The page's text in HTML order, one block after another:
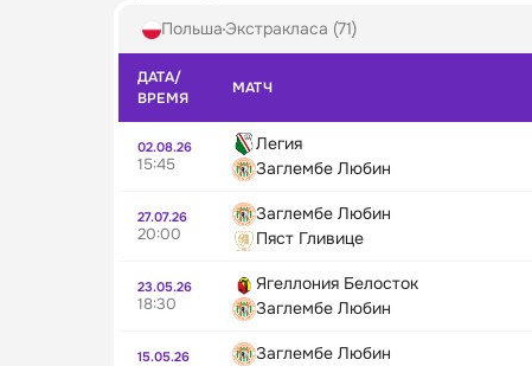
Польша Экстракласа (71)
ДАТА/
ВРЕМЯ
МАТЧ
02.08.26
15:45
Легия
Заглембе Любин
27.07.26
20:00
Заглембе Любин
Пяст Гливице
23.05.26
18:30
Ягеллония Белосток
Заглембе Любин
15.05.26
Заглембе Любин